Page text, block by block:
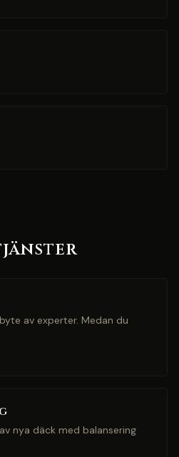
av experter. Medan du
nya däck med balansering